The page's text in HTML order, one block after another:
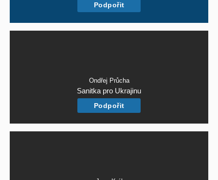
Podpořit
Ondřej Průcha
Sanitka pro Ukrajinu
Podpořit